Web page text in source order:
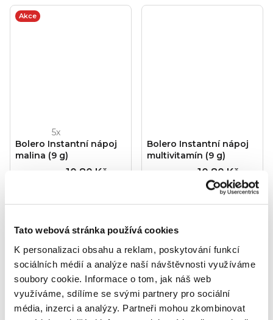
Tato webová stránka používá cookies
K personalizaci obsahu a reklam, poskytování funkcí
sociálních médií a analýze naší návštěvnosti využíváme
soubory cookie. Informace o tom, jak náš web
využíváme, sdílíme se svými partnery pro sociální
média, inzerci a analýzy. Partneři mohou zkombinovat
hvězdiček.
Akce
Bolero Instantní nápoj
malina (9 g)
Průměrné
hodnocení
z
hvězdiček.
10,80 Kč
Bolero Instantní nápoj
multivitamín (9 g)
10,80 Kč
Do košíku
Akce